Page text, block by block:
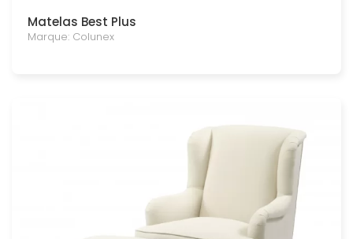
Matelas Best Plus
Marque: Colunex